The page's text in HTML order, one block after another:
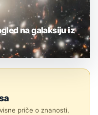
na galaksiju iz
priče o znanosti,